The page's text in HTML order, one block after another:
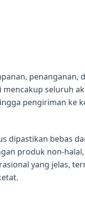
seluruh
pengiriman ke
dipastikan bebas
produk non-
yang jelas,